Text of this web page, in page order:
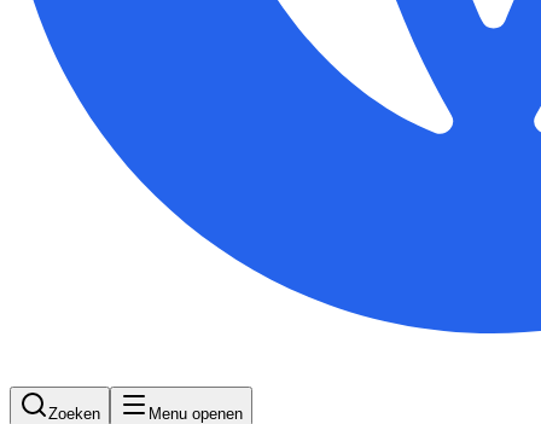
Zoeken Menu openen